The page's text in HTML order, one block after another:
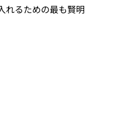
れるための最も賢明